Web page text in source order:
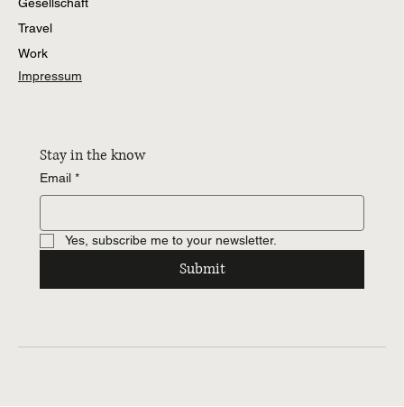
Travel
Work
Impressum
Stay in the know
Email *
Yes, subscribe me to your newsletter.
Submit